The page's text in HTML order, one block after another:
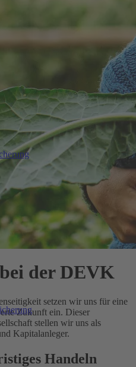
der DEVK
setzen wir uns für eine
Zukunft ein. Dieser
stellen wir uns als
Kapitalanleger.
Handeln